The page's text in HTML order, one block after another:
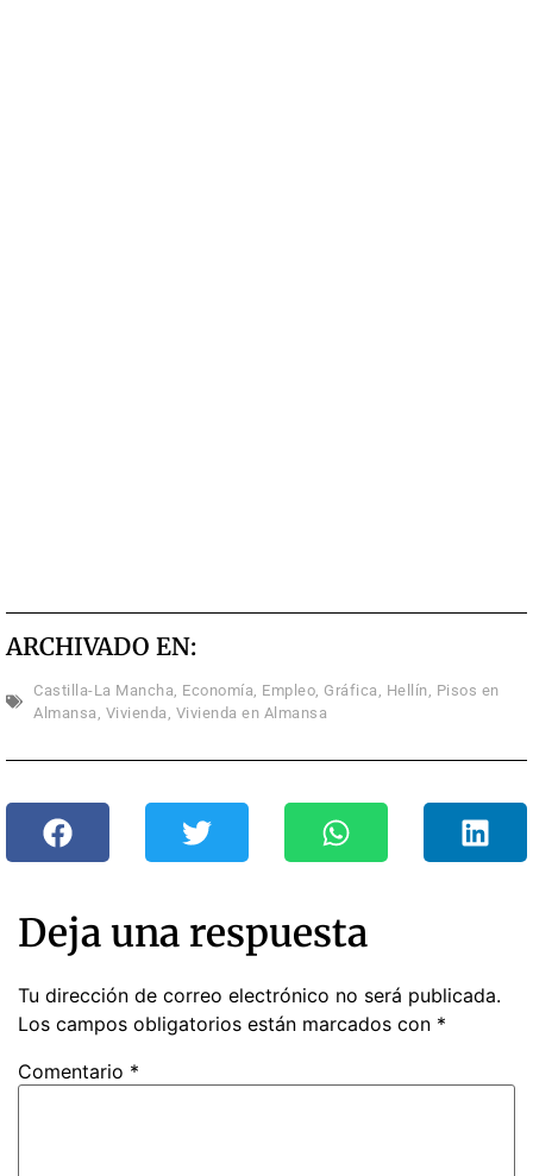
ARCHIVADO EN:
Castilla-La Mancha, Economía, Empleo, Gráfica , Hellín, Pisos en
Almansa , Vivienda , Vivienda en Almansa
Deja una respuesta
Tu dirección de correo electrónico no será publicada.
Los campos obligatorios están marcados con *
Comentario *